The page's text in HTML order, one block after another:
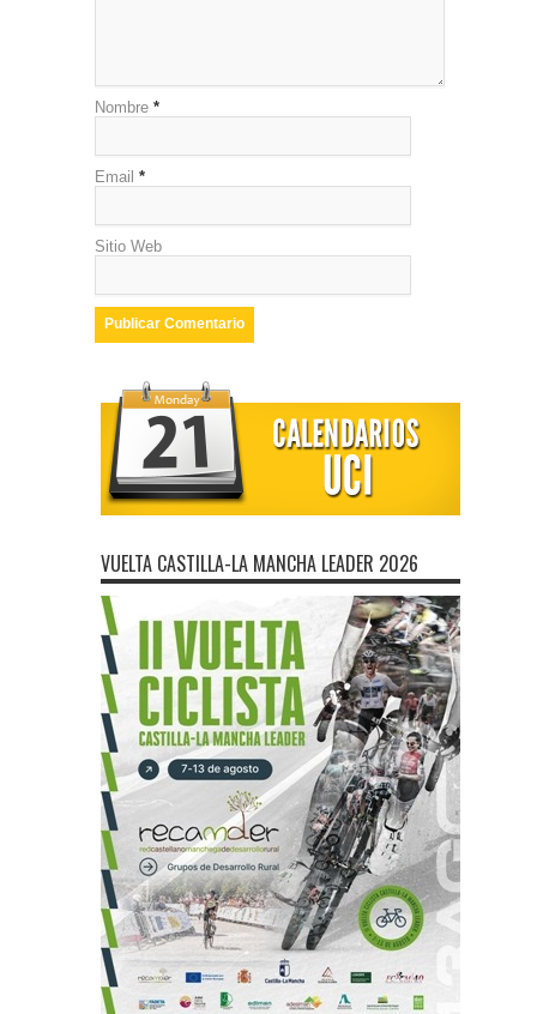
Nombre *
Email *
Sitio Web
VUELTA CASTILLA-LA MANCHA LEADER 2026